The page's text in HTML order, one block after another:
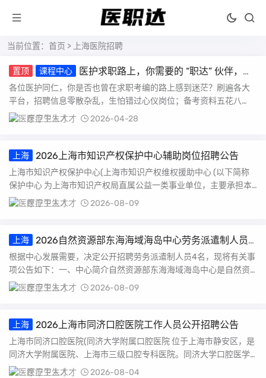
当前位置： 首页 > 上海医院招聘
置顶 课程中心
医护求职路上，你需要的 “职达” 伙伴，我
们来了！
各位医护同仁，你是否也曾在求职考编的路上感到迷茫？刷遍各大
平台，招聘信息零散杂乱，生怕错过心仪岗位；备考资料五花八
门，找不到系统的复习方...
医疗卫生人才 2026-04-28
上海 2026上海市知识产权保护中心辅助岗位招聘公告
上海市知识产权保护中心(上海市知识产权维权援助中心 (以下简称
保护中心 为上海市知识产权局直属公益一类事业单位，主要承担本
市新材料、节能...
医疗卫生人才 2026-08-09
上海
2026自然资源部东海海域海岛中心劳务派遣制人员
招聘公告
根据中心发展需要，决定公开招聘劳务派遣制人员4名，现将有关事
项公告如下：一、中心简介自然资源部东海海域海岛中心是自然资
源部东海局直属公益...
医疗卫生人才 2026-08-09
上海 2026上海市同济口腔医院工作人员公开招聘公告
上海市同济口腔医院(同济大学附属口腔医院 位于上海市静安区，是
同济大学附属医院、上海市三级口腔专科医院。同济大学口腔医学
院与附属口腔医院...
医疗卫生人才 2026-08-04